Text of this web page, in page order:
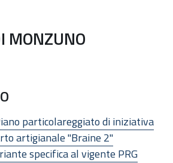
MONZUNO
particolareggiato di iniziativa
artigianale "Braine 2"
specifica al vigente PRG